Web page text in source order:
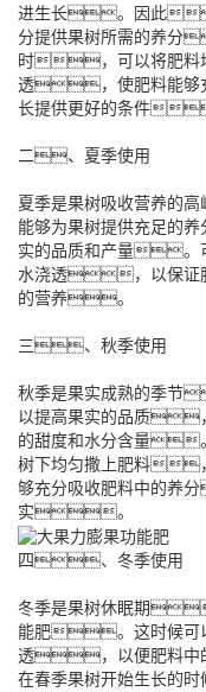
进生长。因此
分提供果树所需的养
时，可以将肥料
透，使肥料能够
长提供更好的条件
二、夏季使用
夏季是果树吸收营养的
能够为果树提供充足
实的品质和产量。
水浇透，以保证
的营养。
三、秋季使用
秋季是果实成熟的季节
以提高果实的品质
的甜度和水分含量
树下均匀撒上肥料
够充分吸收肥料中的养
实。
四、冬季使用
冬季是果树休眠期
能肥。这时候可
透，以便肥料中
在春季果树开始生长的